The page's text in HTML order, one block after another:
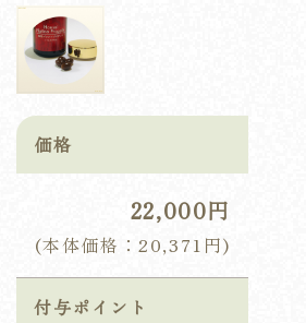
価格
22,000円
(本体価格：20,371円)
付与ポイント